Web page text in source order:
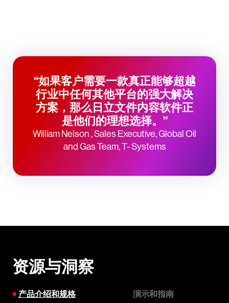
“如果客户需要一款真正能够超越
行业中任何其他平台的强大解决
方案，那么日立文件内容软件正
是他们的理想选择。”
William Nelson , Sales Executive, Global Oil
and Gas Team, T- Systems
资源与洞察
产品介绍和规格 演示和指南